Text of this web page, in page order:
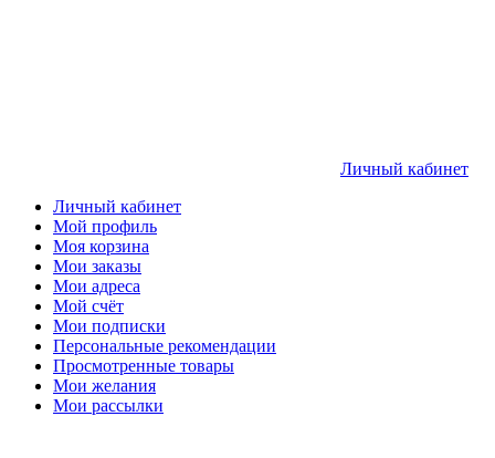
Личный кабинет
Личный кабинет
Мой профиль
Моя корзина
Мои заказы
Мои адреса
Мой счёт
Мои подписки
Персональные рекомендации
Просмотренные товары
Мои желания
Мои рассылки